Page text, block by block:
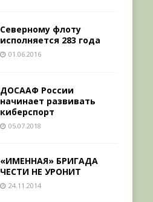
Северному флоту
исполняется 283 года
01.06.2016
ДОСААФ России
начинает развивать
киберспорт
05.07.2018
«ИМЕННАЯ» БРИГАДА
ЧЕСТИ НЕ УРОНИТ
24.11.2014